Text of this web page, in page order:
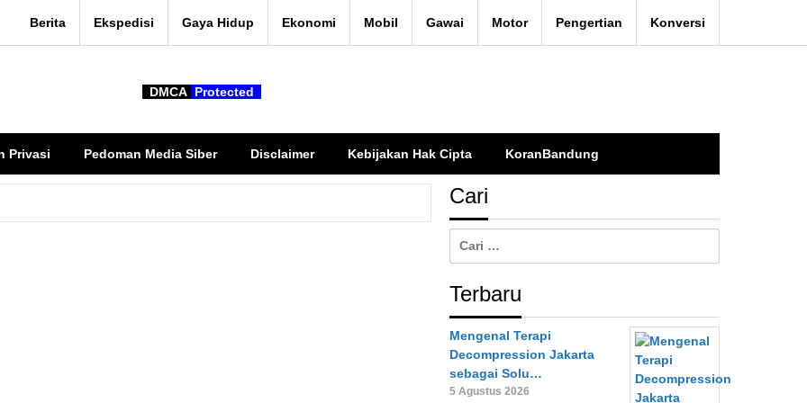
Berita Ekspedisi Gaya Hidup Ekonomi Mobil Gawai Motor Pengertian Konversi
DMCA Protected
Privasi Pedoman Media Siber Disclaimer Kebijakan Hak Cipta KoranBandung
Cari
Terbaru
Mengenal Terapi
Decompression Jakarta
sebagai Solu…
5 Agustus 2026